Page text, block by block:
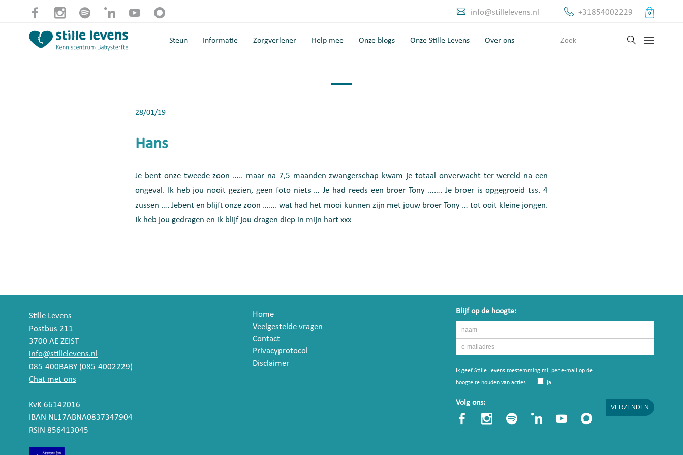
info@stillelevens.nl +31854002229 0
Steun Informatie Zorgverlener Help mee Onze blogs Onze Stille Levens Over ons
28/01/19
Hans
Je bent onze tweede zoon ….. maar na 7,5 maanden zwangerschap kwam je totaal onverwacht ter wereld na een
ongeval. Ik heb jou nooit gezien, geen foto niets … Je had reeds een broer Tony ……. Je broer is opgegroeid tss. 4
zussen …. Jebent en blijft onze zoon ……. wat had het mooi kunnen zijn met jouw broer Tony … tot ooit kleine jongen.
Ik heb jou gedragen en ik blijf jou dragen diep in mijn hart xxx
Stille Levens
Postbus 211
3700 AE ZEIST
info@stillelevens.nl
085-400BABY (085-4002229)
Chat met ons
KvK 66142016
IBAN NL17ABNA0837347904
RSIN 856413045
Home
Veelgestelde vragen
Contact
Privacyprotocol
Disclaimer
Blijf op de hoogte:
Ik geef Stille Levens toestemming mij per e-mail op de
hoogte te houden van acties.
ja
Volg ons: